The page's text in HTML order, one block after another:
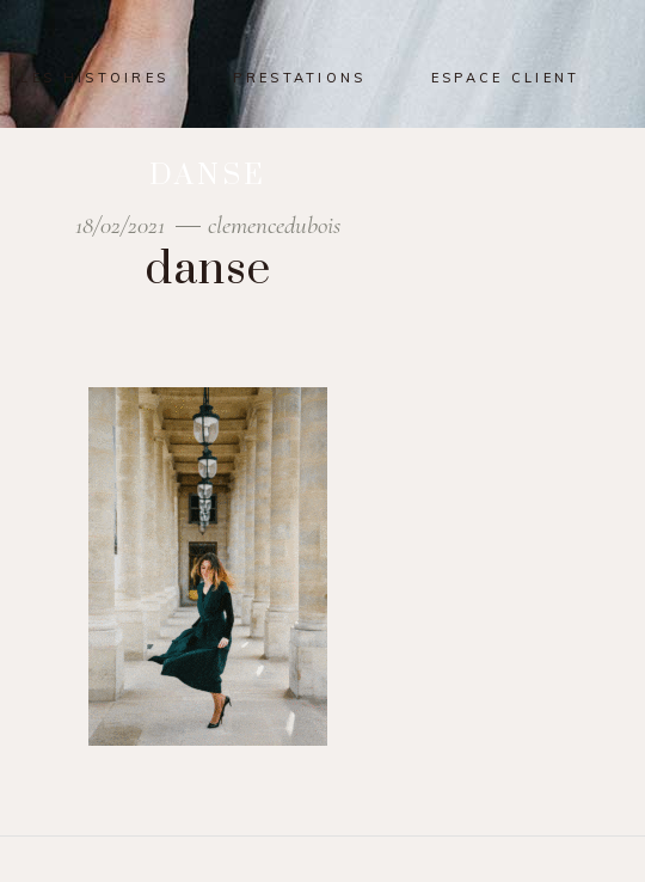
LES HISTOIRES PRESTATIONS ESPACE CLIENT
18/02/2021 clemencedubois
danse